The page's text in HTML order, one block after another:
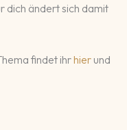
dich ändert sich damit
findet ihrhierund